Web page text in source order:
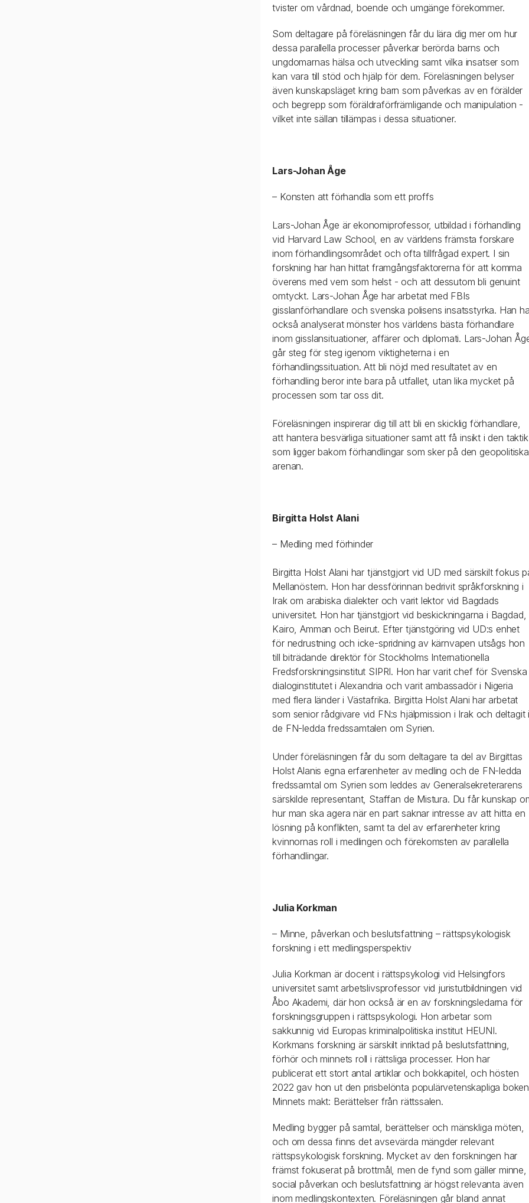
tvister om vårdnad, boende och umgänge förekommer.
Som deltagare på föreläsningen får du lära dig mer om hur
dessa parallella processer påverkar berörda barns och
ungdomarnas hälsa och utveckling samt vilka insatser som
kan vara till stöd och hjälp för dem. Föreläsningen belyser
även kunskapsläget kring barn som påverkas av en förälder
och begrepp som föräldraförfrämligande och manipulation -
vilket inte sällan tillämpas i dessa situationer.
Lars-Johan Åge
– Konsten att förhandla som ett proffs
Lars-Johan Åge är ekonomiprofessor, utbildad i förhandling
vid Harvard Law School, en av världens främsta forskare
inom förhandlingsområdet och ofta tillfrågad expert. I sin
forskning har han hittat framgångsfaktorerna för att komma
överens med vem som helst - och att dessutom bli genuint
omtyckt. Lars-Johan Åge har arbetat med FBIs
gisslanförhandlare och svenska polisens insatsstyrka. Han
också analyserat mönster hos världens bästa förhandlare
inom gisslansituationer, affärer och diplomati. Lars-Johan
går steg för steg igenom viktigheterna i en
förhandlingssituation. Att bli nöjd med resultatet av en
förhandling beror inte bara på utfallet, utan lika mycket på
processen som tar oss dit.
Föreläsningen inspirerar dig till att bli en skicklig förhandlare,
att hantera besvärliga situationer samt att få insikt i den taktik
som ligger bakom förhandlingar som sker på den geopolitiska
arenan.
Birgitta Holst Alani
– Medling med förhinder
Birgitta Holst Alani har tjänstgjort vid UD med särskilt fokus
Mellanöstern. Hon har dessförinnan bedrivit språkforskning i
Irak om arabiska dialekter och varit lektor vid Bagdads
universitet. Hon har tjänstgjort vid beskickningarna i Bagdad,
Kairo, Amman och Beirut. Efter tjänstgöring vid UD:s enhet
för nedrustning och icke-spridning av kärnvapen utsågs hon
till biträdande direktör för Stockholms Internationella
Fredsforskningsinstitut SIPRI. Hon har varit chef för Svenska
dialoginstitutet i Alexandria och varit ambassadör i Nigeria
med flera länder i Västafrika. Birgitta Holst Alani har arbetat
som senior rådgivare vid FN:s hjälpmission i Irak och deltagit
de FN-ledda fredssamtalen om Syrien.
Under föreläsningen får du som deltagare ta del av Birgittas
Holst Alanis egna erfarenheter av medling och de FN-ledda
fredssamtal om Syrien som leddes av Generalsekreterarens
särskilde representant, Staffan de Mistura. Du får kunskap
hur man ska agera när en part saknar intresse av att hitta en
lösning på konflikten, samt ta del av erfarenheter kring
kvinnornas roll i medlingen och förekomsten av parallella
förhandlingar.
Julia Korkman
– Minne, påverkan och beslutsfattning – rättspsykologisk
forskning i ett medlingsperspektiv
Julia Korkman är docent i rättspsykologi vid Helsingfors
universitet samt arbetslivsprofessor vid juristutbildningen vid
Åbo Akademi, där hon också är en av forskningsledarna för
forskningsgruppen i rättspsykologi. Hon arbetar som
sakkunnig vid Europas kriminalpolitiska institut HEUNI.
Korkmans forskning är särskilt inriktad på beslutsfattning,
förhör och minnets roll i rättsliga processer. Hon har
publicerat ett stort antal artiklar och bokkapitel, och hösten
2022 gav hon ut den prisbelönta populärvetenskapliga boken
Minnets makt: Berättelser från rättssalen.
Medling bygger på samtal, berättelser och mänskliga möten,
och om dessa finns det avsevärda mängder relevant
rättspsykologisk forskning. Mycket av den forskningen har
främst fokuserat på brottmål, men de fynd som gäller minne,
social påverkan och beslutsfattning är högst relevanta även
inom medlingskontexten. Föreläsningen går bland annat